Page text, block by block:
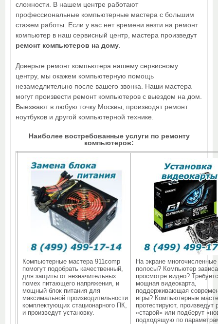
сложности. В нашем центре работают
профессиональные компьютерные мастера с большим
стажем работы. Если у вас нет времени везти на ремонт
компьютер в наш сервисный центр, мастера произведут
ремонт компьютеров на дому
Доверьте ремонт компьютера нашему сервисному
центру, мы окажем компьютерную помощь
незамедлительно после вашего звонка. Наши мастера
могут произвести ремонт компьютеров с выездом на дом.
Выезжают в любую точку Москвы, производят ремонт
ноутбуков и другой компьютерной технике.
Наиболее востребованные услуги по ремонту
компьютеров:
Компьютерные мастера 911comp
помогут подобрать качественный,
для защиты от незначительных
помех питающего напряжения, и
мощный блок питания для
максимальной производительности
комплектующих стационарного ПК,
и произведут установку.
На экране многочисленные
полосы? Компьютер
просмотре видео?
мощная видеокарта,
поддерживающая
игры? Компьютерные
протестируют, произведут
«старой» или подберут
подходящую по